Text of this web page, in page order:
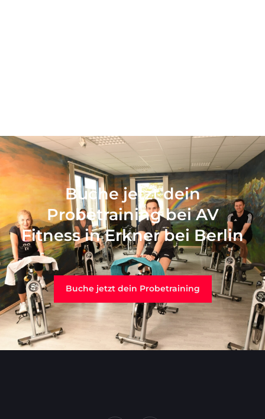
Buche jetzt dein
Probetraining bei AV
Fitness in Erkner bei Berlin
Buche jetzt dein Probetraining